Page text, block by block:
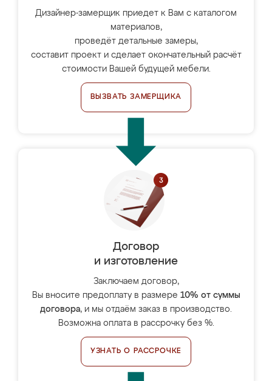
Дизайнер-замерщик приедет к Вам с каталогом
материалов,
проведёт детальные замеры,
составит проект и сделает окончательный расчёт
стоимости Вашей будущей мебели.
ВЫЗВАТЬ ЗАМЕРЩИКА
Договор
и изготовление
Заключаем договор,
Вы вносите предоплату в размере 10% от суммы
договора, и мы отдаём заказ в производство.
Возможна оплата в рассрочку без %.
УЗНАТЬ О РАССРОЧКЕ